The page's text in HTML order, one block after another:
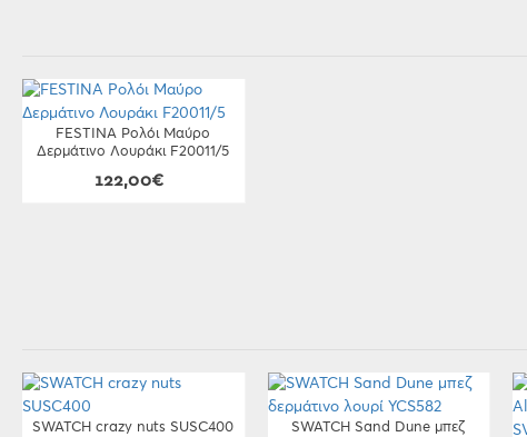
FESTINA Ρολόι Μαύρο
Δερμάτινο Λουράκι F20011/5
122,00€
SWATCH crazy nuts SUSC400
SWATCH Sand Dune μπεζ